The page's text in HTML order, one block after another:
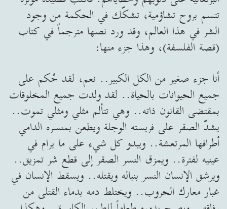
تتسم بروح تشاؤمية، تشكّك في الحكمة من وجود
الشر في هذا العالم، وقد ورد نصها مترجماً في كتاب
(قصة الفلسفة)، وهذا جزء منها:
أنا جزء صغير من الكل الكبير.. نعم، لقد حُكم على
جميع الحيوانات بالحياة.. لقد ولدت جميع المخلوقات
بمقتضى القانون ذاته.. وهي تتألم مثلي ومثلي تموت..
يشدّ الصقر على فريسته الوجلة ويطعن بمنسره الدامي
أطرافها المرتعشة.. ويبدو كل شيء على ما يرام في
عينيه لفترة.. ويمزق النسر الصقر إلى قطع شر تمزيق..
ويرشق الإنسان النسر بنباله ويقتله.. ويسقط الإنسان في
غبار معارك الحروب.. ويختلط دمه بدماء القتلى من